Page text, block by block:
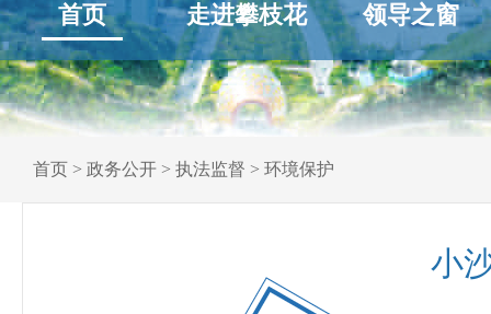
首页 走进攀枝花 领导之窗
首页 > 政务公开 > 执法监督 > 环境保护
小